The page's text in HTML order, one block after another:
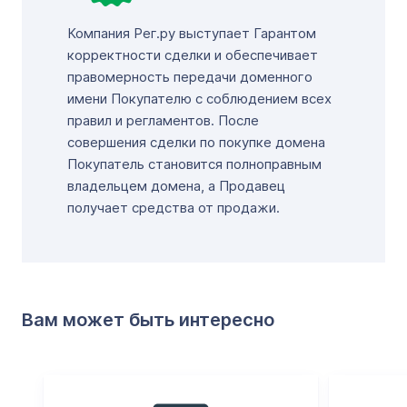
Компания Рег.ру выступает Гарантом
корректности сделки и обеспечивает
правомерность передачи доменного
имени Покупателю с соблюдением всех
правил и регламентов. После
совершения сделки по покупке домена
Покупатель становится полноправным
владельцем домена, а Продавец
получает средства от продажи.
Вам может быть интересно